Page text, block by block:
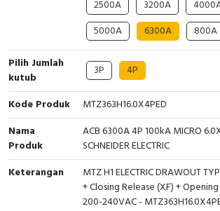
Cable Operated Switch
Signalling Columns
Safety Sensors
Pressure Switch
Ultrasonic & Rotary Encoder
Limit Switch
2500A
3200A
5000A
6300A
800A
Pilih Jumlah
kutub
3P 4P
Kode Produk
MTZ363H16.0X4PED
Nama
Produk
ACB 6300A 4P 100kA MICRO
SCHNEIDER ELECTRIC
Keterangan
MTZ H1 ELECTRIC DRAWOUT
+ Closing Release (XF) +
200-240VAC -